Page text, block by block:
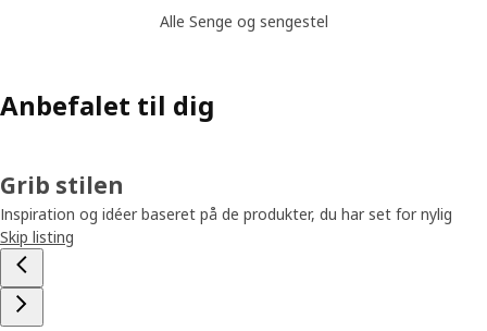
Alle Senge og sengestel
Anbefalet til dig
Grib stilen
Inspiration og idéer baseret på de produkter, du har set for nylig
Skip listing